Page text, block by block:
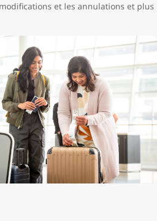
et les annulations et plus